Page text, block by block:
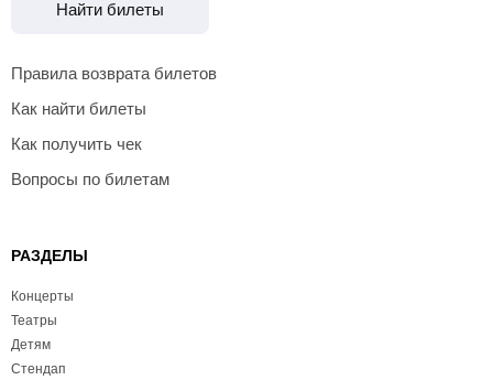
Найти билеты
Правила возврата билетов
Как найти билеты
Как получить чек
Вопросы по билетам
РАЗДЕЛЫ
Концерты
Театры
Детям
Стендап